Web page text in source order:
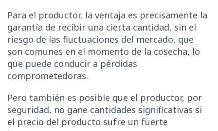
Para el productor, la ventaja es precisamente la
garantía de recibir una cierta cantidad, sin el
riesgo de las fluctuaciones del mercado, que
son comunes en el momento de la cosecha, lo
que puede conducir a pérdidas
comprometedoras.
Pero también es posible que el productor, por
seguridad, no gane cantidades significativas si
el precio del producto sufre un fuerte